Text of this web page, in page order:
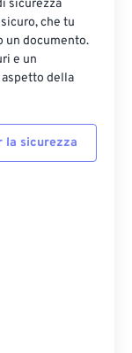
sicurezza
che tu
un documento.
e un
della
la sicurezza